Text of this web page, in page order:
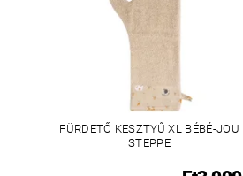
FÜRDETŐ KESZTYŰ XL BÉBÉ-JOU
STEPPE